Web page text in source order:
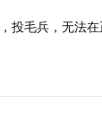
投毛兵，无法